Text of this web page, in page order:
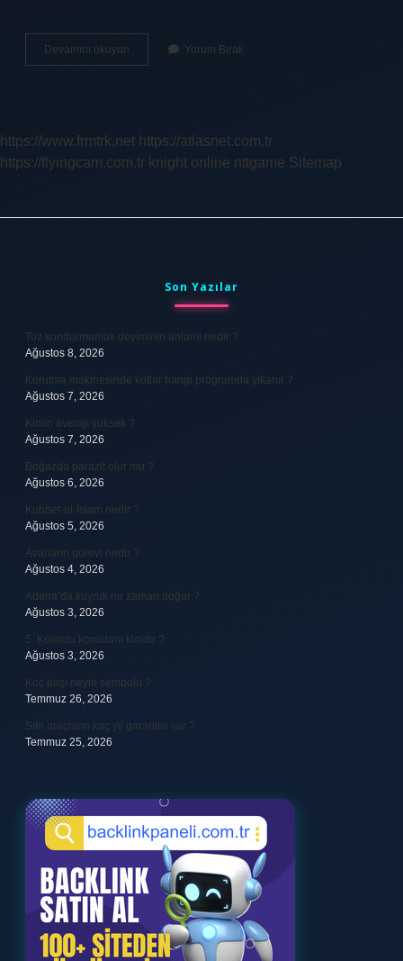
Devamını okuyun
Asyada
Adı
Nedir
Yorum Bırak
https://www.frmtrk.net https://atlasnet.com.tr
https://flyingcam.com.tr knight online nttgame Sitemap
Son Yazılar
Toz kondurmamak deyiminin anlamı nedir ?
Ağustos 8, 2026
Kurutma makinesinde kotlar hangi programda yıkanır ?
Ağustos 7, 2026
Kimin averajı yüksek ?
Ağustos 7, 2026
Boğazda parazit olur mu ?
Ağustos 6, 2026
Kubbet-ül-İslam nedir ?
Ağustos 5, 2026
Avarların görevi nedir ?
Ağustos 4, 2026
Adana’da kuyruk ne zaman doğar ?
Ağustos 3, 2026
5. Kolordu komutanı kimdir ?
Ağustos 3, 2026
Koç başı neyin sembolü ?
Temmuz 26, 2026
Sıfır araçların kaç yıl garantisi var ?
Temmuz 25, 2026